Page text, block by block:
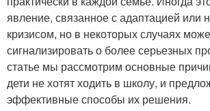
явление, связанное с адаптацией или
кризисом, но в некоторых случаях
сигнализировать о более серьезных
статье мы рассмотрим основные
дети не хотят ходить в школу, и
эффективные способы их решения.